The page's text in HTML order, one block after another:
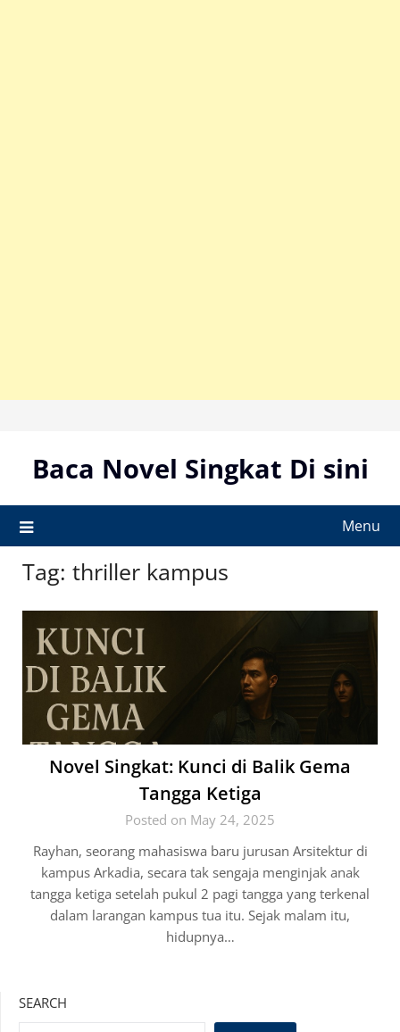
contentBaca Novel Singkat Di sini
Menu
Tag: thriller kampus
Novel Singkat: Kunci di Balik Gema
Tangga Ketiga
Posted on May 24, 2025
Rayhan, seorang mahasiswa baru jurusan Arsitektur di
kampus Arkadia, secara tak sengaja menginjak anak
tangga ketiga setelah pukul 2 pagi tangga yang terkenal
dalam larangan kampus tua itu. Sejak malam itu,
hidupnya…
SEARCH